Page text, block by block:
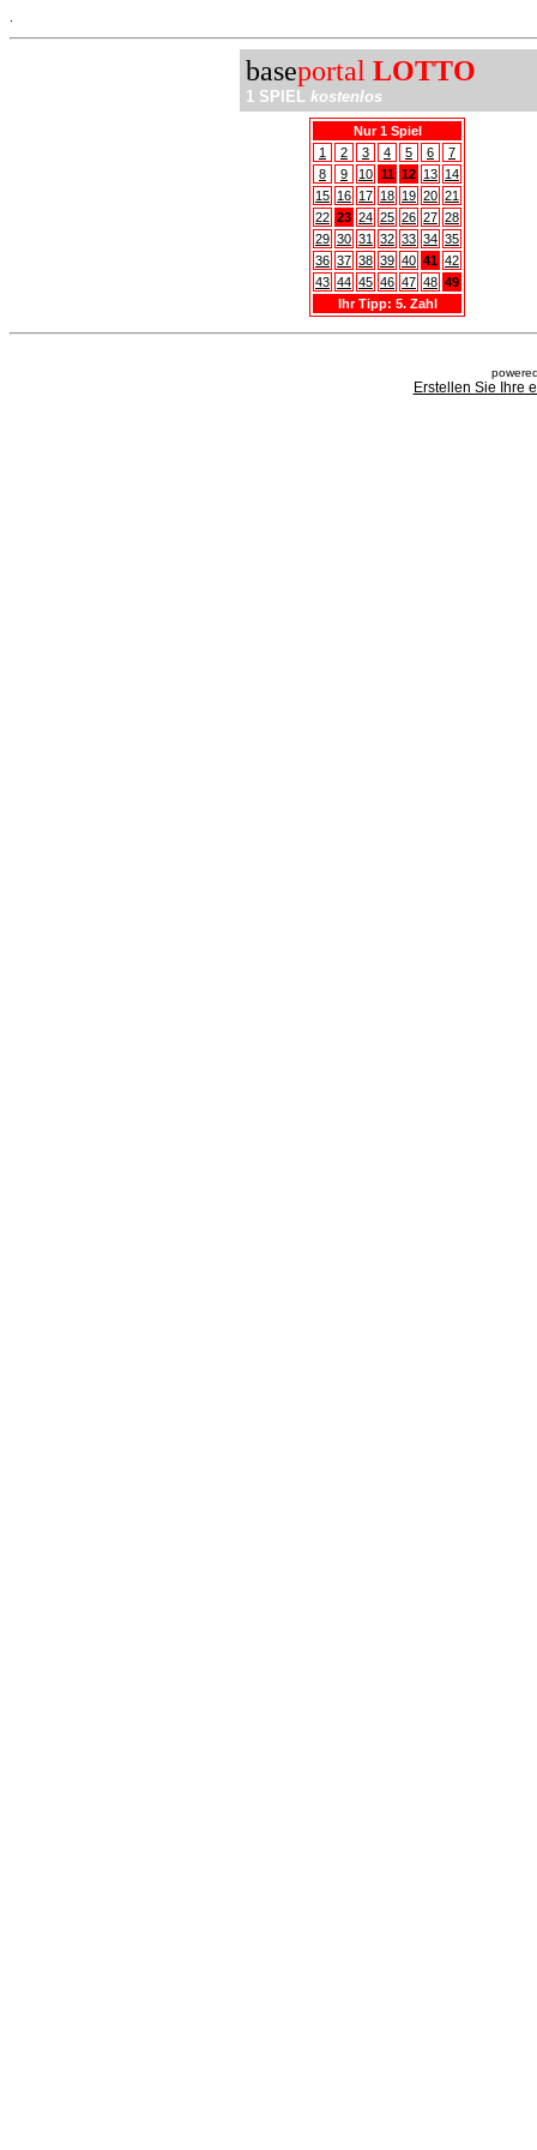
baseportal LOTTO
1 SPIEL kostenlos
Nur 1 Spiel
1
2 3 4 5 6
7
8
9 10 11 12 13 14
15 16 17 18 19 20 21
22 23 24 25 26 27 28
29 30 31 32 33 34 35
36 37 38 39 40 41 42
43 44 45 46 47 48 49
Ihr Tipp: 5. Zahl
Erstellen Sie Ihre